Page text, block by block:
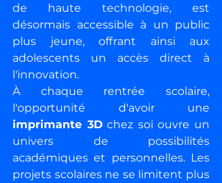
de haute technologie, est
désormais accessible à un public
plus jeune, offrant ainsi aux
adolescents un accès direct à
l'innovation.
À chaque rentrée scolaire,
imprimante 3D chez soi ouvre un
univers de possibilités
académiques et personnelles. Les
projets scolaires ne se limitent plus